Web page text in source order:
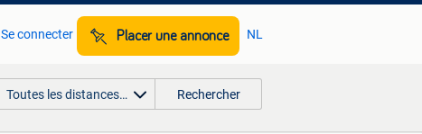
Se connecter Placer une annonce NL
Toutes les distances… Rechercher